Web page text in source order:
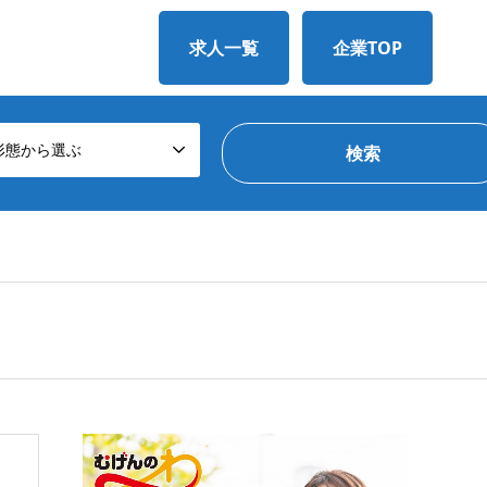
求人一覧 企業TOP
態から選ぶ